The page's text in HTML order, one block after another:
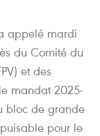
appelé mardi
du Comité du
et des
mandat 2025-
bloc de grande
pour le